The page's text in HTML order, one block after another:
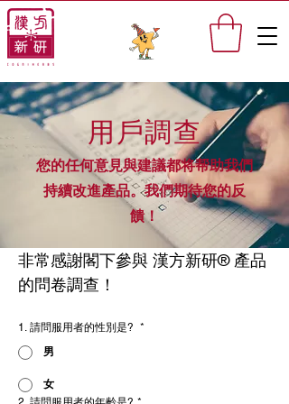
​用戶調查
您的任何意見與建議都将帮助我們
持續改進產品。我們期待您的反
饋！
非常感謝閣下參與 漢方新研® 產品
的問卷調查！
1. 請問服用者的性別是? *
男
女